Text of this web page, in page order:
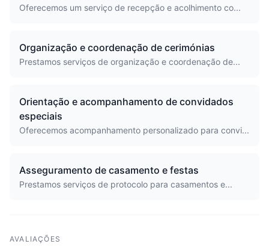
Oferecemos um serviço de recepção e acolhimento co...
Organização e coordenação de cerimónias
Prestamos serviços de organização e coordenação de...
Orientação e acompanhamento de convidados
especiais
Oferecemos acompanhamento personalizado para convi...
Asseguramento de casamento e festas
Prestamos serviços de protocolo para casamentos e...
AVALIAÇÕES